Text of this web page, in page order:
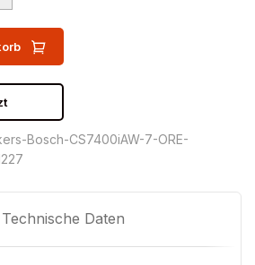
Bosch-CS7400iAW-7-ORE-
Technische Daten